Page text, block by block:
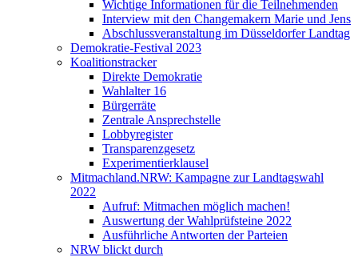
Wichtige Informationen für die Teilnehmenden
Interview mit den Changemakern Marie und Jens
Abschlussveranstaltung im Düsseldorfer Landtag
Demokratie-Festival 2023
Koalitionstracker
Direkte Demokratie
Wahlalter 16
Bürgerräte
Zentrale Ansprechstelle
Lobbyregister
Transparenzgesetz
Experimentierklausel
Mitmachland.NRW: Kampagne zur Landtagswahl
2022
Aufruf: Mitmachen möglich machen!
Auswertung der Wahlprüfsteine 2022
Ausführliche Antworten der Parteien
NRW blickt durch